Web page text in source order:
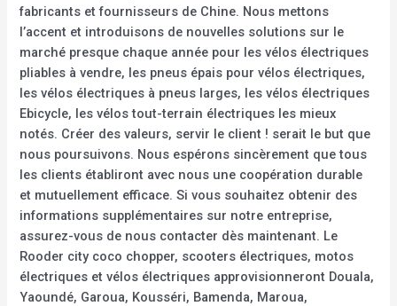
fabricants et fournisseurs de Chine. Nous mettons
l’accent et introduisons de nouvelles solutions sur le
marché presque chaque année pour les vélos électriques
pliables à vendre, les pneus épais pour vélos électriques,
les vélos électriques à pneus larges, les vélos électriques
Ebicycle, les vélos tout-terrain électriques les mieux
notés. Créer des valeurs, servir le client ! serait le but que
nous poursuivons. Nous espérons sincèrement que tous
les clients établiront avec nous une coopération durable
et mutuellement efficace. Si vous souhaitez obtenir des
informations supplémentaires sur notre entreprise,
assurez-vous de nous contacter dès maintenant. Le
Rooder city coco chopper, scooters électriques, motos
électriques et vélos électriques approvisionneront Douala,
Yaoundé, Garoua, Kousséri, Bamenda, Maroua,